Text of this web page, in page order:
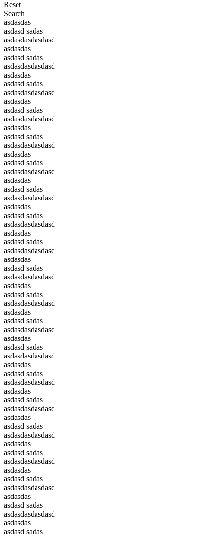
Reset
Search
asdasdas
asdasd sadas
asdasdasdasdasd
asdasdas
asdasd sadas
asdasdasdasdasd
asdasdas
asdasd sadas
asdasdasdasdasd
asdasdas
asdasd sadas
asdasdasdasdasd
asdasdas
asdasd sadas
asdasdasdasdasd
asdasdas
asdasd sadas
asdasdasdasdasd
asdasdas
asdasd sadas
asdasdasdasdasd
asdasdas
asdasd sadas
asdasdasdasdasd
asdasdas
asdasd sadas
asdasdasdasdasd
asdasdas
asdasd sadas
asdasdasdasdasd
asdasdas
asdasd sadas
asdasdasdasdasd
asdasdas
asdasd sadas
asdasdasdasdasd
asdasdas
asdasd sadas
asdasdasdasdasd
asdasdas
asdasd sadas
asdasdasdasdasd
asdasdas
asdasd sadas
asdasdasdasdasd
asdasdas
asdasd sadas
asdasdasdasdasd
asdasdas
asdasd sadas
asdasdasdasdasd
asdasdas
asdasd sadas
asdasdasdasdasd
asdasdas
asdasd sadas
asdasdasdasdasd
asdasdas
asdasd sadas